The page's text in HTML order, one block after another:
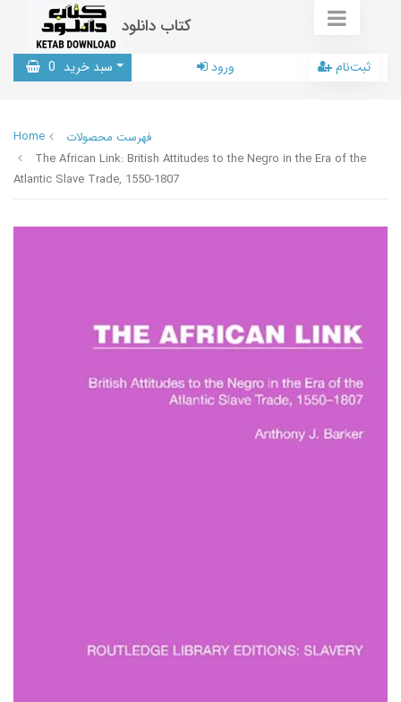
کتاب دانلود
سبد خرید 0 ورود ثبت‌نام
Home
فهرست محصولات
The African Link: British Attitudes to the Negro in the Era of the
Atlantic Slave Trade, 1550-1807